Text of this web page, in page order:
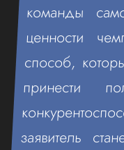
команды
ценности
способ,
принести
заявитель